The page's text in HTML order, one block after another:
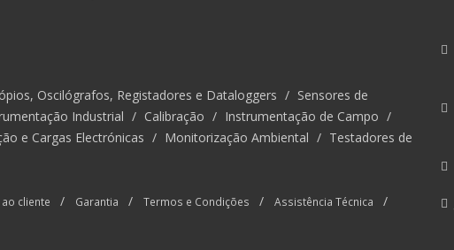
Oscilógrafos, Registadores e Dataloggers / Sensores de
Industrial / Calibração / Instrumentação de Campo /
e Cargas Electrónicas / Monitorização Ambiental / Testadores de
cliente / Garantia / Termos e Condições / Assistência Técnica /